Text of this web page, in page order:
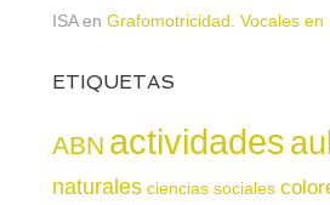
ISAen Grafomotricidad. Vocales en
ETIQUETAS
ABN actividades
naturales ciencias sociales